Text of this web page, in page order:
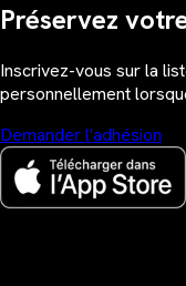
Préservez
Inscrivez-vous sur la
personnellement
Demander l'adhésion